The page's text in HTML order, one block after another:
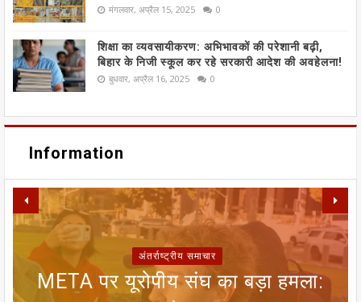
मंगलवार, अप्रैल 15, 2025 0
शिक्षा का व्यवसायीकरण: अभिभावकों की परेशानी बढ़ी,
बिहार के निजी स्कूल कर रहे सरकारी आदेश की अवहेलना!
बुधवार, अप्रैल 16, 2025 0
Information
SIR फॉर्म से ECI NET ऑनलाइन
अंतर्राष्ट्रीय समाचार
META पर यूरोपीय संघ का बड़ा हमला: